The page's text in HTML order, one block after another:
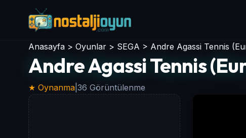
Anasayfa > Oyunlar > SEGA > Andre Agassi Tennis
Andre Agassi Tennis
★ Oynanma 36 Görüntülenme